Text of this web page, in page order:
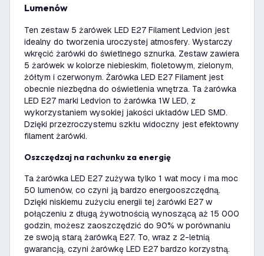
Lumenów
Ten zestaw 5 żarówek LED E27 Filament Ledvion jest
idealny do tworzenia uroczystej atmosfery. Wystarczy
wkręcić żarówki do świetlnego sznurka. Zestaw zawiera
5 żarówek w kolorze niebieskim, fioletowym, zielonym,
żółtym i czerwonym. Żarówka LED E27 Filament jest
obecnie niezbędna do oświetlenia wnętrza. Ta żarówka
LED E27 marki Ledvion to żarówka 1W LED, z
wykorzystaniem wysokiej jakości układów LED SMD.
Dzięki przezroczystemu szkłu widoczny jest efektowny
filament żarówki.
Oszczędzaj na rachunku za energię
Ta żarówka LED E27 zużywa tylko 1 wat mocy i ma moc
50 lumenów, co czyni ją bardzo energooszczędną.
Dzięki niskiemu zużyciu energii tej żarówki E27 w
połączeniu z długą żywotnością wynoszącą aż 15 000
godzin, możesz zaoszczędzić do 90% w porównaniu
ze swoją starą żarówką E27. To, wraz z 2-letnią
gwarancją, czyni żarówkę LED E27 bardzo korzystną.